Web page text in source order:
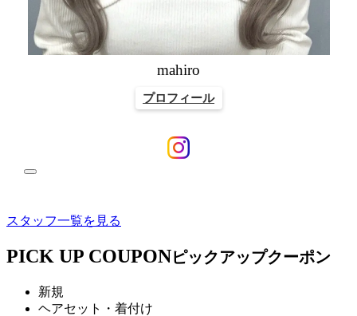
mahiro
プロフィール
スタッフ一覧を見る
PICK UP COUPONピックアップクーポン
新規
ヘアセット・着付け